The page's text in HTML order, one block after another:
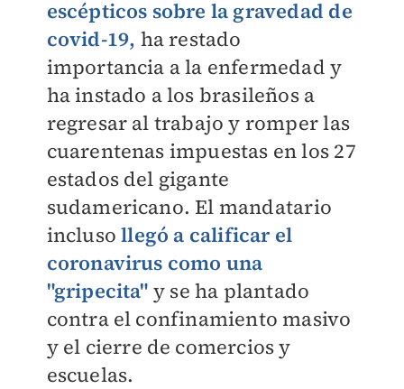
escépticos sobre la gravedad de
covid-19, ha restado
importancia a la enfermedad y
ha instado a los brasileños a
regresar al trabajo y romper las
cuarentenas impuestas en los 27
estados del gigante
sudamericano. El mandatario
inclusollegó a calificar el
coronavirus como una
"gripecita" y se ha plantado
contra el confinamiento masivo
y el cierre de comercios y
escuelas.